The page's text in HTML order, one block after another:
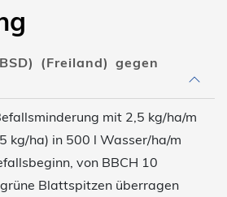
(Freiland) gegen
mit 2,5 kg/ha/m
kg/ha) in 500 l Wasser/ha/m
von BBCH 10
Blattspitzen überragen